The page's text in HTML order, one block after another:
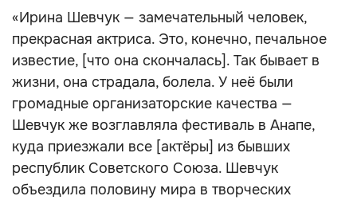
«Ирина Шевчук — замечательный человек,
прекрасная актриса. Это, конечно, печальное
известие, [что она скончалась]. Так бывает в
жизни, она страдала, болела. У неё были
громадные организаторские качества —
Шевчук же возглавляла фестиваль в Анапе,
куда приезжали все [актёры] из бывших
республик Советского Союза. Шевчук
объездила половину мира в творческих